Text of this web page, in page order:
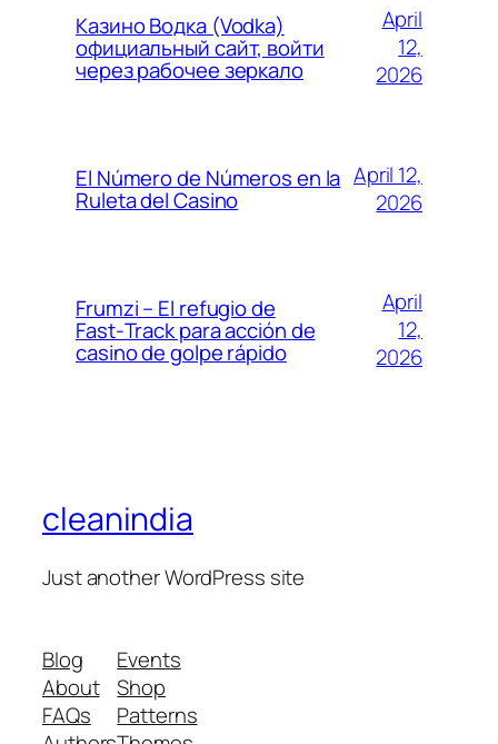
Казино Водка (Vodka)
официальный сайт, войти
через рабочее зеркало
April
12,
2026
El Número de Números en la
Ruleta del Casino
April 12,
2026
Frumzi – El refugio de
Fast‑Track para acción de
casino de golpe rápido
April
12,
2026
cleanindia
Just another WordPress site
Blog
About
FAQs
Events
Shop
Patterns